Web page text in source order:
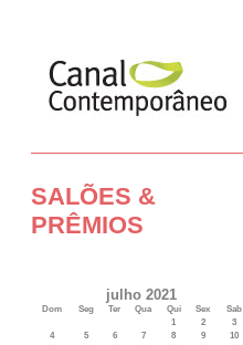
SALÕES &
PRÊMIOS
julho 2021
Dom Seg Ter Qua Qui Sex
Sab
1
2
3
4
5 6 7 8 9
10